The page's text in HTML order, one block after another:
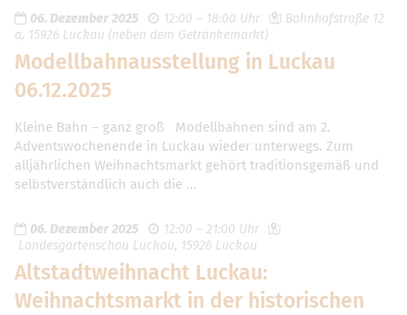
06. Dezember 2025 12:00 – 18:00 Uhr
Bahnhofstraße 12
a, 15926 Luckau (neben dem Getränkemarkt)
Modellbahnausstellung in Luckau
06.12.2025
Kleine Bahn – ganz groß Modellbahnen sind am 2.
Adventswochenende in Luckau wieder unterwegs. Zum
alljährlichen Weihnachtsmarkt gehört traditionsgemäß und
selbstverständlich auch die …
06. Dezember 2025
12:00 – 21:00 Uhr
Landesgartenschau Luckau, 15926 Luckau
Altstadtweihnacht Luckau:
Weihnachtsmarkt in der historischen